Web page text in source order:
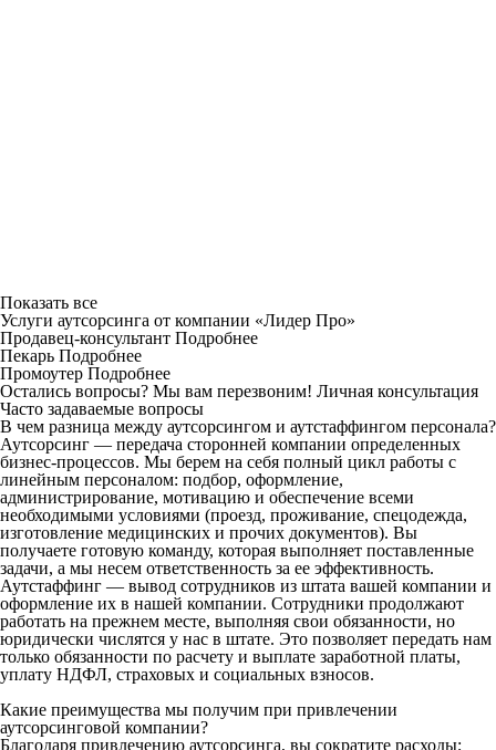
Показать все
Услуги аутсорсинга от компании «Лидер Про»
Продавец-консультант Подробнее
Пекарь Подробнее
Промоутер Подробнее
Остались вопросы? Мы вам перезвоним! Личная консультация
Часто задаваемые вопросы
В чем разница между аутсорсингом и аутстаффингом персонала?
Аутсорсинг — передача сторонней компании определенных
бизнес-процессов. Мы берем на себя полный цикл работы с
линейным персоналом: подбор, оформление,
администрирование, мотивацию и обеспечение всеми
необходимыми условиями (проезд, проживание, спецодежда,
изготовление медицинских и прочих документов). Вы
получаете готовую команду, которая выполняет поставленные
задачи, а мы несем ответственность за ее эффективность.
Аутстаффинг — вывод сотрудников из штата вашей компании и
оформление их в нашей компании. Сотрудники продолжают
работать на прежнем месте, выполняя свои обязанности, но
юридически числятся у нас в штате. Это позволяет передать нам
только обязанности по расчету и выплате заработной платы,
уплату НДФЛ, страховых и социальных взносов.
Какие преимущества мы получим при привлечении
аутсорсинговой компании?
Благодаря привлечению аутсорсинга, вы сократите расходы;